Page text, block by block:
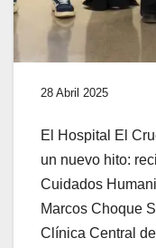
28 Abril 2025
El Hospital El
un nuevo hito:
Cuidados
Marcos Choque
Clínica Central